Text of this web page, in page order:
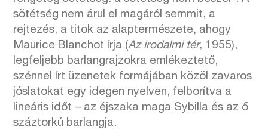
sötétség nem árul el magáról semmit, a
rejtezés, a titok az alaptermészete, ahogy
Maurice Blanchot írja (Az irodalmi tér, 1955),
legfeljebb barlangrajzokra emlékeztető,
szénnel írt üzenetek formájában közöl zavaros
jóslatokat egy idegen nyelven, felborítva a
lineáris időt – az éjszaka maga Sybilla és az ő
száztorkú barlangja.